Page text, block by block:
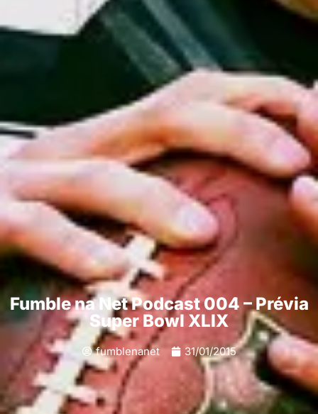
Fumble na Net Podcast 004 – Prévia
Super Bowl XLIX
fumblenanet 31/01/2015